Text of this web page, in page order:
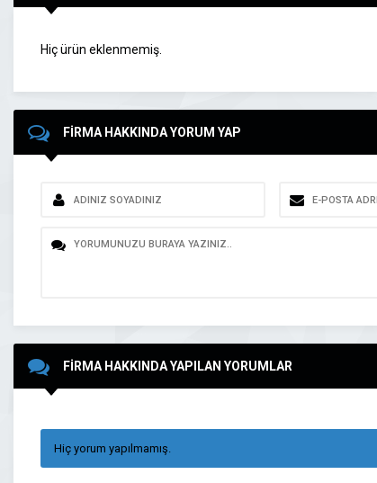
Hiç ürün eklenmemiş.
FİRMA HAKKINDA YORUM YAP
FİRMA HAKKINDA YAPILAN YORUMLAR
Hiç yorum yapılmamış.